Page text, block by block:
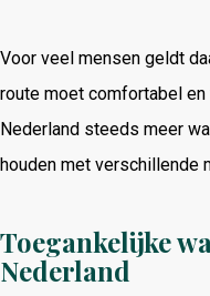
Voor veel mensen geldt
route moet comfortabel
Nederland steeds meer
houden met verschillende
Toegankelijke
Nederland